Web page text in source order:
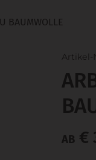
BAUMWOLLE
Artikel-
AB €